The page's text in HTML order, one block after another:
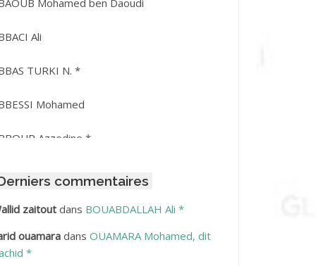
Ali
TURKI N. *
Mohamed
Azzedine *
Amar
Hamid
Mohamed
commentaires
zaitoutdans BOUABDALLAH Ali *
ouamaradans OUAMARA Mohamed, dit
*